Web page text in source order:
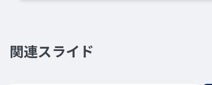
関連スライド